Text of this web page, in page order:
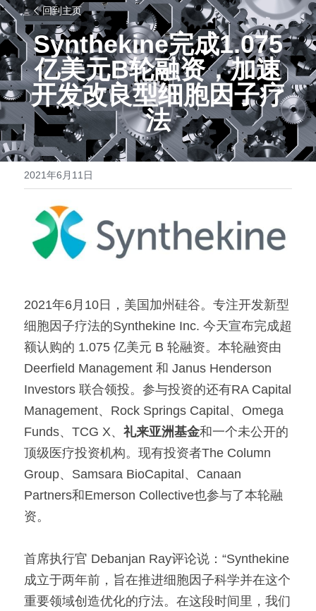
回到主页
Synthekine完成1.075
亿美元B轮融资，加速
开发改良型细胞因子疗
法
2021年6月11日
2021年6月10日，美国加州硅谷。专注开发新型
细胞因子疗法的Synthekine Inc. 今天宣布完成超
额认购的 1.075 亿美元 B 轮融资。本轮融资由
Deerfield Management 和 Janus Henderson
Investors 联合领投。参与投资的还有RA Capital
Management、Rock Springs Capital、Omega
Funds、TCG X、 礼来亚洲基金和一个未公开的
顶级医疗投资机构。现有投资者The Column
Group、Samsara BioCapital、Canaan
Partners和Emerson Collective也参与了本轮融
资。
首席执行官 Debanjan Ray评论说：“Synthekine
成立于两年前，旨在推进细胞因子科学并在这个
重要领域创造优化的疗法。在这段时间里，我们